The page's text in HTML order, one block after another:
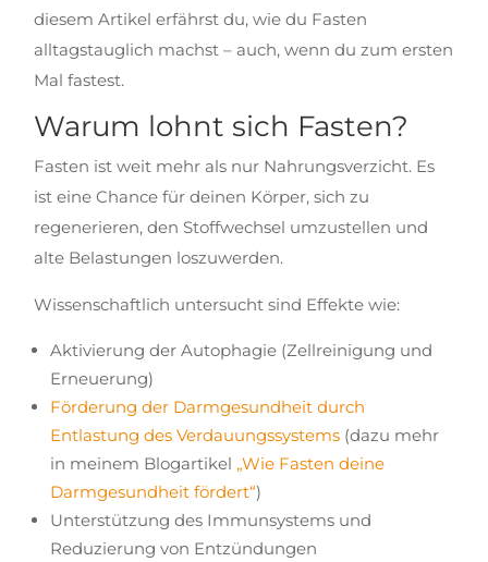
diesem Artikel erfährst du, wie du Fasten
alltagstauglich machst – auch, wenn du zum ersten
Mal fastest.
Warum lohnt sich Fasten?
Fasten ist weit mehr als nur Nahrungsverzicht. Es
ist eine Chance für deinen Körper, sich zu
regenerieren, den Stoffwechsel umzustellen und
alte Belastungen loszuwerden.
Wissenschaftlich untersucht sind Effekte wie:
Aktivierung der Autophagie (Zellreinigung und
Erneuerung)
Förderung der Darmgesundheit durch
Entlastung des Verdauungssystems (dazu mehr
in meinem Blogartikel „Wie Fasten deine
Darmgesundheit fördert“)
Unterstützung des Immunsystems und
Reduzierung von Entzündungen